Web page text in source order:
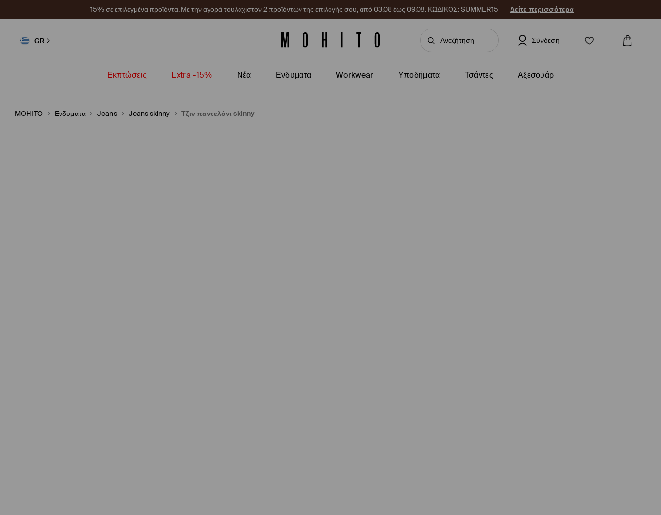
–15% σε επιλεγμένα προϊόντα. Με την αγορά τουλάχιστον 2 προϊόντων της επιλογής σου, από 03.08 έως 09.08. ΚΩΔΙΚΟΣ: SUMMER15 Δείτε περισσότερα
GR Σύνδεση
Εκπτώσεις Extra -15% Νέα Ενδυματα Workwear Υποδήματα Τσάντες Αξεσουάρ
MOHITO Ενδυματα Jeans Jeans skinny Τζιν παντελόνι skinny